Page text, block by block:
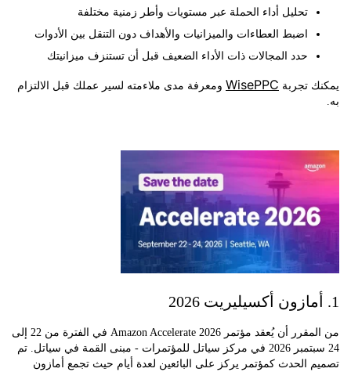
تحليل أداء الحملة عبر مستويات وأطر زمنية مختلفة
اضبط العطاءات والميزانيات والأهداف دون التنقل بين الأدوات
حدد المجالات ذات الأداء الضعيف قبل أن تستنزف ميزانيتك
تجربةWisePPCومعرفة مدى ملاءمته لسير عملك قبل الالتزام
من المقرر أن يُعقد مؤتمر Amazon Accelerate 2026 في الفترة من 22 إلى
24 سبتمبر 2026 في مركز سياتل للمؤتمرات - مبنى القمة في سياتل. تم
الحدث كمؤتمر يركز على البائعين لعدة أيام حيث تجمع أمازون